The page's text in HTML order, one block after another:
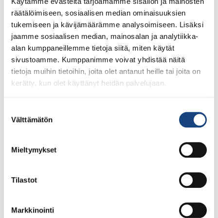
räätälöimiseen, sosiaalisen median ominaisuuksien
tukemiseen ja kävijämäärämme analysoimiseen. Lisäksi
jaamme sosiaalisen median, mainosalan ja analytiikka-
alan kumppaneillemme tietoja siitä, miten käytät
sivustoamme. Kumppanimme voivat yhdistää näitä
tietoja muihin tietoihin, joita olet antanut heille tai joita on
kerätty, kun olet käyttänyt heidän palvelujaan.
valinta
Välttämätön
Mieltymykset
Tilastot
Markkinointi
Annikka Mutasen artikkeli
Judolehdestä
kokonaisuudet otteen harjoittamisesta ja
olympiavalmentaja Eetu Laamanen näytti Judoliiton
Seuravalmentajien tekniikkakoulutuksessa 27.-28.3.2022
tekniikkakokonaisuutta ja ehjää judoymmärrystä.